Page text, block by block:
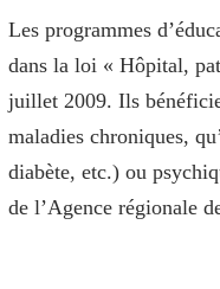
Les programmes
dans la loi « Hôpital,
juillet 2009. Ils
maladies chroniques,
diabète, etc.) ou
de l’Agence régionale